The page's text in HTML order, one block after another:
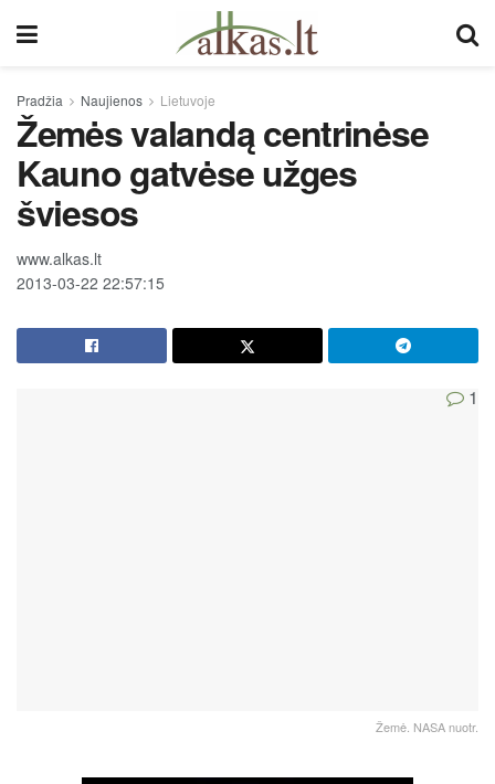
Pradžia Naujienos Lietuvoje
Žemės valandą centrinėse
Kauno gatvėse užges
šviesos
www.alkas.lt
2013-03-22 22:57:15
1
Žemė. NASA nuotr.